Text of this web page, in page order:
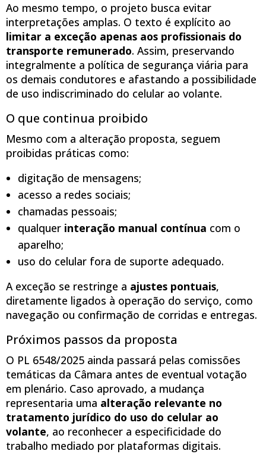
Ao mesmo tempo, o projeto busca evitar
interpretações amplas. O texto é explícito ao
limitar a exceção apenas aos profissionais do
transporte remunerado. Assim, preservando
integralmente a política de segurança viária para
os demais condutores e afastando a possibilidade
de uso indiscriminado do celular ao volante.
O que continua proibido
Mesmo com a alteração proposta, seguem
proibidas práticas como:
digitação de mensagens;
acesso a redes sociais;
chamadas pessoais;
qualquer interação manual contínua com o
aparelho;
uso do celular fora de suporte adequado.
A exceção se restringe a ajustes pontuais,
diretamente ligados à operação do serviço, como
navegação ou confirmação de corridas e entregas.
Próximos passos da proposta
O PL 6548/2025 ainda passará pelas comissões
temáticas da Câmara antes de eventual votação
em plenário. Caso aprovado, a mudança
representaria uma alteração relevante no
tratamento jurídico do uso do celular ao
volante, ao reconhecer a especificidade do
trabalho mediado por plataformas digitais.